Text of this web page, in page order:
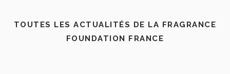
TOUTES LES ACTUALITÉS DE LA FRAGRANCE
FOUNDATION FRANCE